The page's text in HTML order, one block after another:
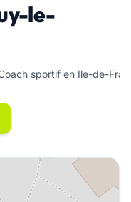
le-
sportif en Ile-de-